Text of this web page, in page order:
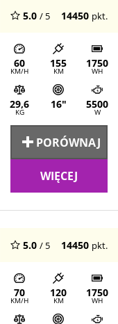
5.0 / 5 14450 pkt.
60
KM/H
155
KM
1750
WH
29,6
KG
16" 5500
W
PORÓWNAJ
WIĘCEJ
5.0 / 5 14450 pkt.
70
KM/H
120
KM
1750
WH